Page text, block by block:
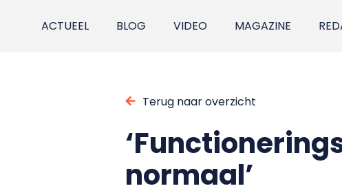
ACTUEEL BLOG VIDEO MAGAZINE
Terug naar overzicht
normaal’